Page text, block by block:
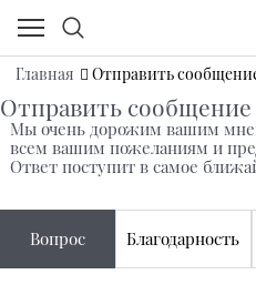
Главная Отправить
Отправить сообщение
Мы очень дорожим вашим
всем вашим пожеланиям и
Ответ поступит в самое
Вопрос Благодарность